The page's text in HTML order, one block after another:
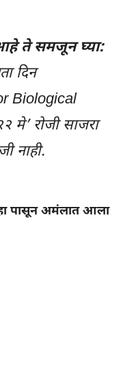
आहे ते समजून घ्या:
दिन
Biological
मे’ रोजी साजरा
नाही.
पासून अमंलात आला